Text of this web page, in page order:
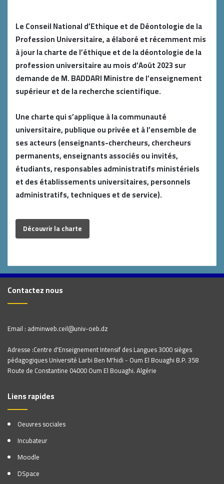
Le Conseil National d’Ethique et de Déontologie de la
Profession Universitaire, a élaboré et récemment mis
à jour la charte de l’éthique et de la déontologie de la
profession universitaire au mois d’Août 2023 sur
demande de M. BADDARI Ministre de l’enseignement
supérieur et de la recherche scientifique.
Une charte qui s’applique à la communauté
universitaire, publique ou privée et à l’ensemble de
ses acteurs (enseignants-chercheurs, chercheurs
permanents, enseignants associés ou invités,
étudiants, responsables administratifs ministériels
et des établissements universitaires, personnels
administratifs, techniques et de service).
Découvrir la charte
Contactez nous
Email : adminweb.ceil@univ-oeb.dz
Adresse :Centre d'Enseignement Intensif des Langues 3000 sièges
pédagogiques Université Larbi Ben M'hidi - Oum El Bouaghi B.P. 358
Route de Constantine 04000 Oum El Bouaghi. Algérie
Liens rapides
Oeuvres sociales
Incubateur
Moodle
DSpace